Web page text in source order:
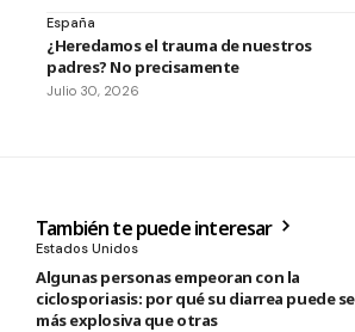
España
¿Heredamos el trauma de nuestros
padres? No precisamente
Julio 30, 2026
También te puede interesar
Estados Unidos
Algunas personas empeoran con la
ciclosporiasis: por qué su diarrea puede
más explosiva que otras